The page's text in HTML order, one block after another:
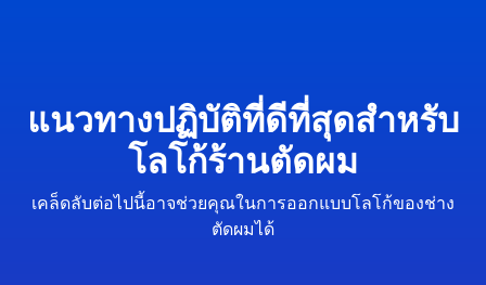
แนวทางปฏิบัติที่ดีที่สุดสำหรับ
โลโก้ร้านตัดผม
เคล็ดลับต่อไปนี้อาจช่วยคุณในการออกแบบโลโก้ของช่าง
ตัดผมได้